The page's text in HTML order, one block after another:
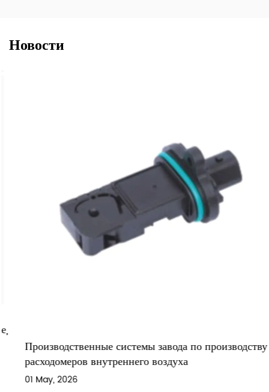
Новости
Производственные системы завода по производству
расходомеров внутреннего воздуха
01 May, 2026